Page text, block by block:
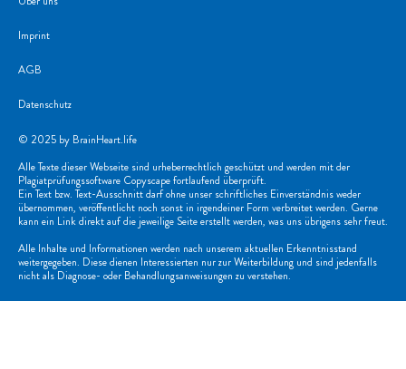
Imprint
AGB
Datenschutz
© 2025 by BrainHeart.life
Alle Texte dieser Webseite sind urheberrechtlich geschützt und werden mit der
Plagiatprüfungssoftware Copyscape fortlaufend überprüft.
Ein Text bzw. Text-Ausschnitt darf ohne unser schriftliches Einverständnis weder
übernommen, veröffentlicht noch sonst in irgendeiner Form verbreitet werden. Gerne
kann ein Link direkt auf die jeweilige Seite erstellt werden, was uns übrigens sehr freut.
Alle Inhalte und Informationen werden nach unserem aktuellen Erkenntnisstand
weitergegeben. Diese dienen Interessierten nur zur Weiterbildung und sind jedenfalls
nicht als Diagnose- oder Behandlungsanweisungen zu verstehen.